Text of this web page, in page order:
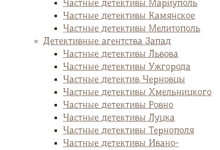
Частные детективы Мариуполь
Частные детективы Камянское
Частные детективы Мелитополь
Детективные агентства Запад
Частные детективы Львова
Частные детективы Ужгорода
Частные детектив Черновцы
Частные детективы Хмельницкого
Частные детективы Ровно
Частные детективы Луцка
Частные детективы Тернополя
Частные детективы Ивано-